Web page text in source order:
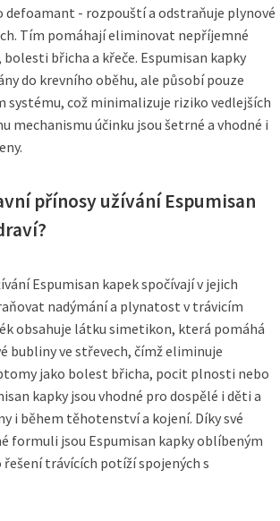
defoamant - rozpouští a odstraňuje plynové
Tím pomáhají eliminovat nepříjemné
břicha a křeče. Espumisan kapky
do krevního oběhu, ale působí pouze
systému, což minimalizuje riziko vedlejších
mechanismu účinku jsou šetrné a vhodné i
přínosy užívání Espumisan
Espumisan kapek spočívají v jejich
nadýmání a plynatost v trávicím
obsahuje látku simetikon, která pomáhá
bubliny ve střevech, čímž eliminuje
jako bolest břicha, pocit plnosti nebo
kapky jsou vhodné pro dospělé i děti a
i během těhotenství a kojení. Díky své
formuli jsou Espumisan kapky oblíbeným
trávících potíží spojených s